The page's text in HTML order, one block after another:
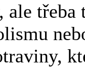
ale